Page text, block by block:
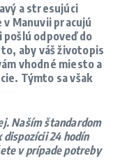
a stresujúci
Manuvii pracujú
pošlú odpoveď do
aby váš životopis
vhodné miesto a
Týmto sa však
Naším štandardom
24 hodín
v prípade potreby